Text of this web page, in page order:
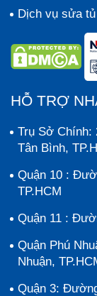
Dịch vụ sửa
HỖ TRỢ
Trụ Sở Chính:
Tân Bình,
Quận 10 :
TP.HCM
Quận 11 :
Quận Phú
Nhuận,
Quận 3: